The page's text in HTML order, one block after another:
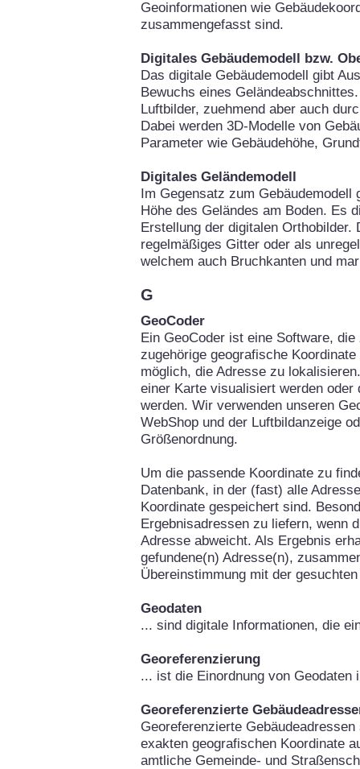
Geoinformationen wie
zusammengefasst sind.
Digitales Gebäudemodell bzw.
Das digitale Gebäudemodell gibt
Bewuchs eines
Luftbilder, zuehmend aber auch
Dabei werden 3D-Modelle von
Parameter wie Gebäudehöhe,
Digitales Geländemodell
Im Gegensatz zum
Höhe des Geländes am Boden. Es
Erstellung der digitalen
regelmäßiges Gitter oder als
welchem auch Bruchkanten und
G
GeoCoder
Ein GeoCoder ist eine Software,
zugehörige geografische
möglich, die Adresse zu
einer Karte visualisiert werden
werden. Wir verwenden unseren
WebShop und der Luftbildanzeige
Größenordnung.
Um die passende Koordinate zu
Datenbank, in der (fast) alle
Koordinate gespeichert sind.
Ergebnisadressen zu liefern, wenn
Adresse abweicht. Als Ergebnis
gefundene(n) Adresse(n),
Übereinstimmung mit der
Geodaten
... sind digitale Informationen, die
Georeferenzierung
... ist die Einordnung von
Georeferenzierte
Georeferenzierte
exakten geografischen Koordinate
amtliche Gemeinde- und